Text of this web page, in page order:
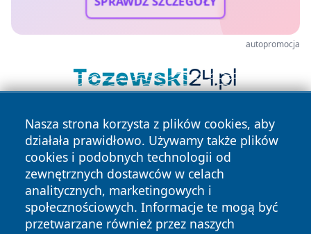
autopromocja
Nasza strona korzysta z plików cookies, aby
działała prawidłowo. Używamy także plików
cookies i podobnych technologii od
zewnętrznych dostawców w celach
analitycznych, marketingowych i
społecznościowych. Informacje te mogą być
przetwarzane również przez naszych
Copyright © 2026 belchatowski24.pl Wszystkie prawa
zastrzeżone.